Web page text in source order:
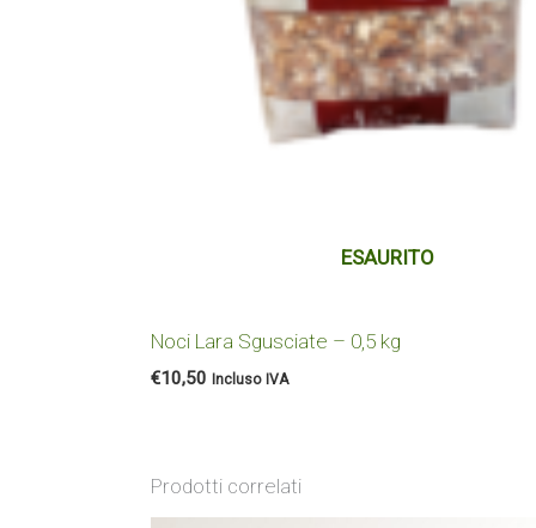
ESAURITO
Noci Lara Sgusciate – 0,5 kg
€10,50 Incluso IVA
Prodotti correlati